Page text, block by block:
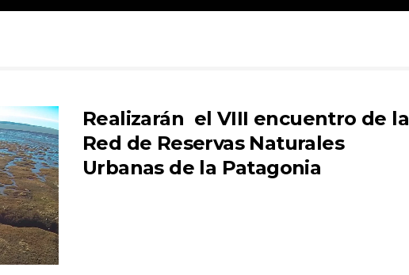
Realizarán el VIII encuentro de la
Red de Reservas Naturales
Urbanas de la Patagonia